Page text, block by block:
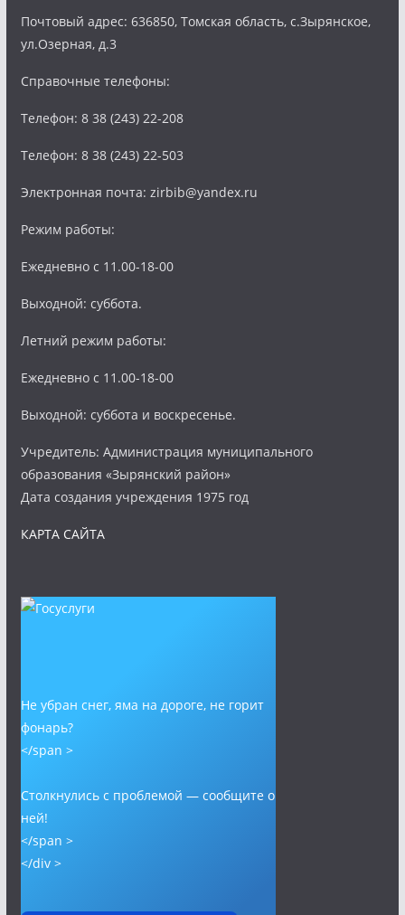
Почтовый адрес: 636850, Томская область, с.Зырянское,
ул.Озерная, д.3
Справочные телефоны:
Телефон: 8 38 (243) 22-208
Телефон: 8 38 (243) 22-503
Электронная почта: zirbib@yandex.ru
Режим работы:
Ежедневно с 11.00-18-00
Выходной: суббота.
Летний режим работы:
Ежедневно с 11.00-18-00
Выходной: суббота и воскресенье.
Учредитель: Администрация муниципального
образования «Зырянский район»
Дата создания учреждения 1975 год
КАРТА САЙТА
Не убран снег, яма на дороге, не горит
фонарь?
</span >
Столкнулись с проблемой — сообщите о
ней!
</span >
</div >